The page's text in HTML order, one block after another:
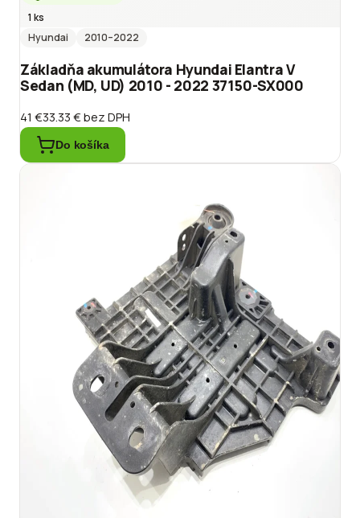
1 ks
Hyundai
2010–2022
Základňa akumulátora Hyundai Elantra V
Sedan (MD, UD) 2010 - 2022 37150-SX000
41 €33.33 €bez DPH
Do košíka